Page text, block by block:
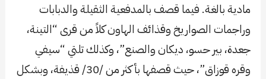
مادية بالغة. فيما قصف بالمدفعية الثقيلة والدبابات
وراجمات الصواريخ وقذائف الهاون كلاً من قرى “التينة،
جعدة، بير حسو، ديكان والصنع”، وكذلك تلتي “سيفي
وقره قوزاق”، حيث قصفها بأكثر من /30/ قذيفة، وبشكل